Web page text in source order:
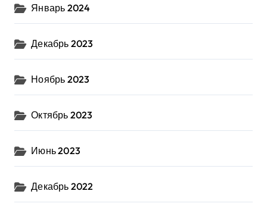
Январь 2024
Декабрь 2023
Ноябрь 2023
Октябрь 2023
Июнь 2023
Декабрь 2022